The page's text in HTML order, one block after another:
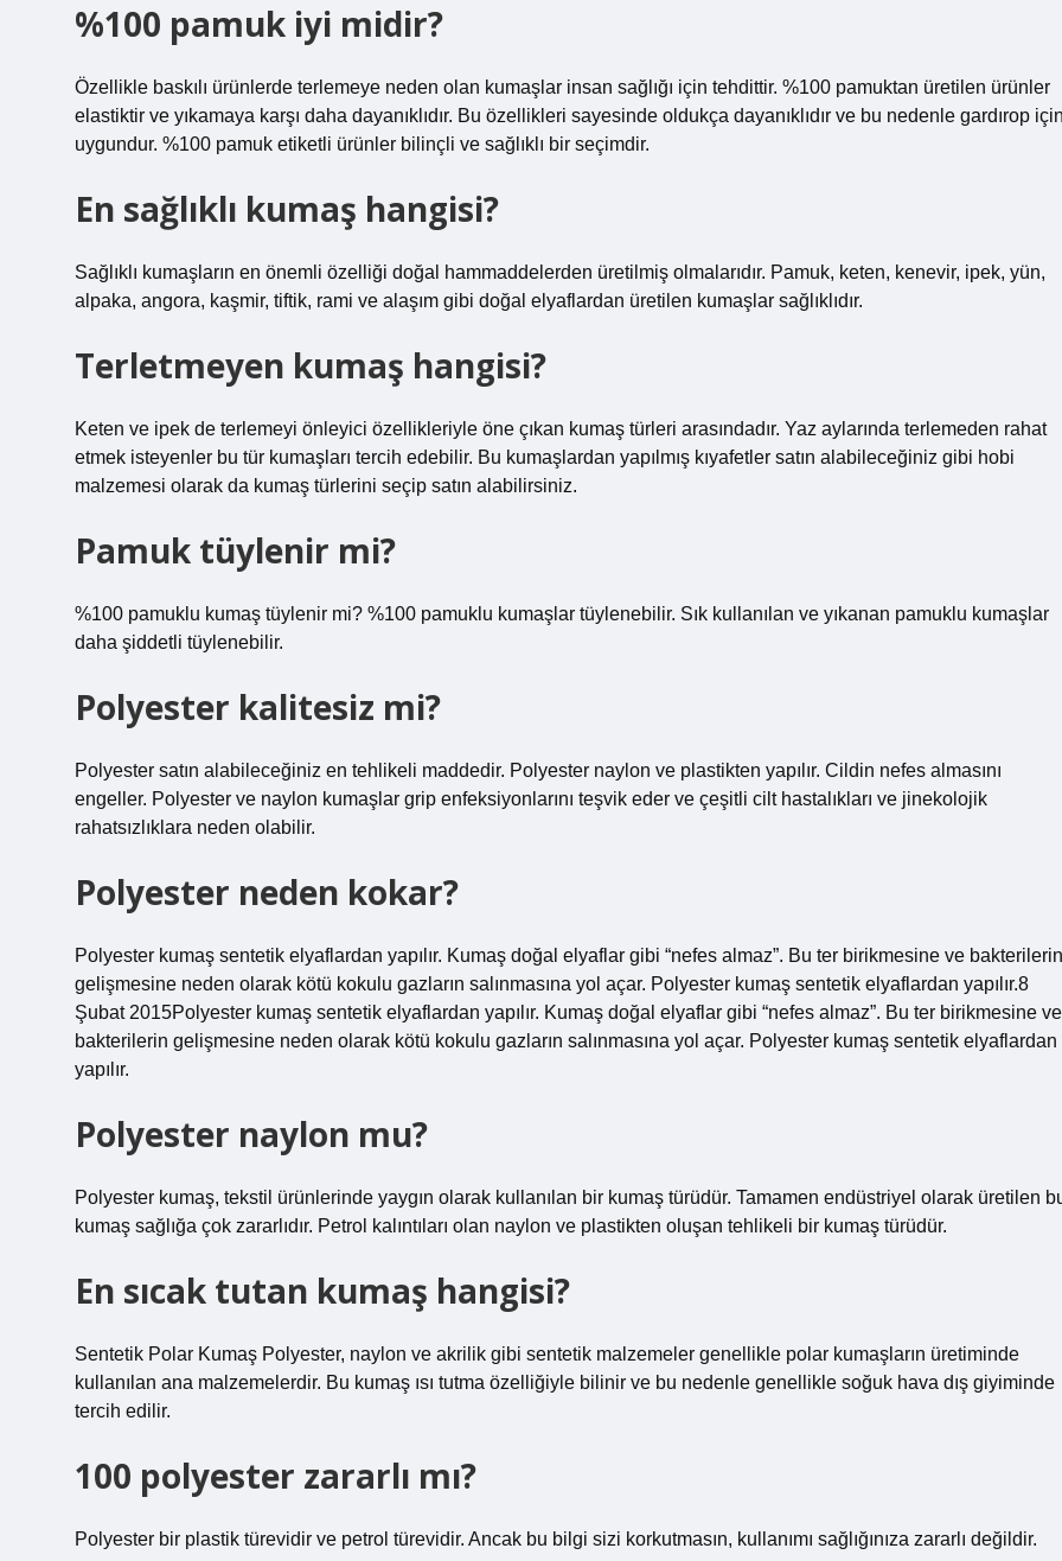
%100 pamuk iyi midir?
Özellikle baskılı ürünlerde terlemeye neden olan kumaşlar insan sağlığı için tehdittir. %100 pamuktan üretilen ürünler
elastiktir ve yıkamaya karşı daha dayanıklıdır. Bu özellikleri sayesinde oldukça dayanıklıdır ve bu nedenle gardırop
uygundur. %100 pamuk etiketli ürünler bilinçli ve sağlıklı bir seçimdir.
En sağlıklı kumaş hangisi?
Sağlıklı kumaşların en önemli özelliği doğal hammaddelerden üretilmiş olmalarıdır. Pamuk, keten, kenevir, ipek, yün,
alpaka, angora, kaşmir, tiftik, rami ve alaşım gibi doğal elyaflardan üretilen kumaşlar sağlıklıdır.
Terletmeyen kumaş hangisi?
Keten ve ipek de terlemeyi önleyici özellikleriyle öne çıkan kumaş türleri arasındadır. Yaz aylarında terlemeden rahat
etmek isteyenler bu tür kumaşları tercih edebilir. Bu kumaşlardan yapılmış kıyafetler satın alabileceğiniz gibi hobi
malzemesi olarak da kumaş türlerini seçip satın alabilirsiniz.
Pamuk tüylenir mi?
%100 pamuklu kumaş tüylenir mi? %100 pamuklu kumaşlar tüylenebilir. Sık kullanılan ve yıkanan pamuklu kumaşlar
daha şiddetli tüylenebilir.
Polyester kalitesiz mi?
Polyester satın alabileceğiniz en tehlikeli maddedir. Polyester naylon ve plastikten yapılır. Cildin nefes almasını
engeller. Polyester ve naylon kumaşlar grip enfeksiyonlarını teşvik eder ve çeşitli cilt hastalıkları ve jinekolojik
rahatsızlıklara neden olabilir.
Polyester neden kokar?
Polyester kumaş sentetik elyaflardan yapılır. Kumaş doğal elyaflar gibi “nefes almaz”. Bu ter birikmesine ve bakterilerin
gelişmesine neden olarak kötü kokulu gazların salınmasına yol açar. Polyester kumaş sentetik elyaflardan yapılır.8
Şubat 2015Polyester kumaş sentetik elyaflardan yapılır. Kumaş doğal elyaflar gibi “nefes almaz”. Bu ter birikmesine ve
bakterilerin gelişmesine neden olarak kötü kokulu gazların salınmasına yol açar. Polyester kumaş sentetik elyaflardan
yapılır.
Polyester naylon mu?
Polyester kumaş, tekstil ürünlerinde yaygın olarak kullanılan bir kumaş türüdür. Tamamen endüstriyel olarak üretilen
kumaş sağlığa çok zararlıdır. Petrol kalıntıları olan naylon ve plastikten oluşan tehlikeli bir kumaş türüdür.
En sıcak tutan kumaş hangisi?
Sentetik Polar Kumaş Polyester, naylon ve akrilik gibi sentetik malzemeler genellikle polar kumaşların üretiminde
kullanılan ana malzemelerdir. Bu kumaş ısı tutma özelliğiyle bilinir ve bu nedenle genellikle soğuk hava dış giyiminde
tercih edilir.
100 polyester zararlı mı?
Polyester bir plastik türevidir ve petrol türevidir. Ancak bu bilgi sizi korkutmasın, kullanımı sağlığınıza zararlı değildir.